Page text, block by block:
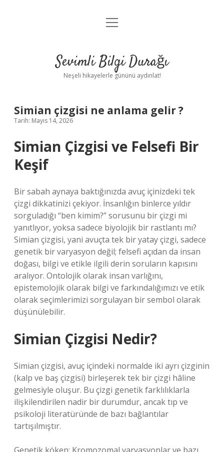
Anasayfa
Yasal Uyarı
menüyü
Sevimli Bilgi Durağı
Neşeli hikayelerle gününü aydınlat!
Simian çizgisi ne anlama gelir ?
Tarih: Mayıs 14, 2026
Simian Çizgisi ve Felsefi Bir
Keşif
Bir sabah aynaya baktığınızda avuç içinizdeki tek
çizgi dikkatinizi çekiyor. İnsanlığın binlerce yıldır
sorguladığı “ben kimim?” sorusunu bir çizgi mi
yanıtlıyor, yoksa sadece biyolojik bir rastlantı mı?
Simian çizgisi, yani avuçta tek bir yatay çizgi, sadece
genetik bir varyasyon değil; felsefi açıdan da insan
doğası, bilgi ve etikle ilgili derin soruların kapısını
aralıyor. Ontolojik olarak insan varlığını,
epistemolojik olarak bilgi ve farkındalığımızı ve etik
olarak seçimlerimizi sorgulayan bir sembol olarak
düşünülebilir.
Simian Çizgisi Nedir?
Simian çizgisi, avuç içindeki normalde iki ayrı çizginin
(kalp ve baş çizgisi) birleşerek tek bir çizgi hâline
gelmesiyle oluşur. Bu çizgi genetik farklılıklarla
ilişkilendirilen nadir bir durumdur, ancak tıp ve
psikoloji literatüründe de bazı bağlantılar
tartışılmıştır.